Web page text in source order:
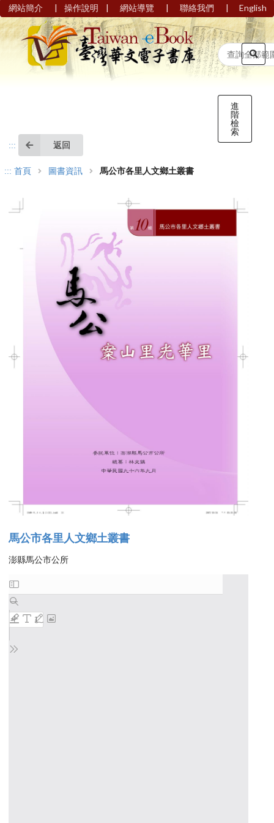
網站簡介 | 操作說明 | 網站導覽 | 聯絡我們 | English
進
階
檢
索
::: 返回
::: 首頁 圖書資訊 馬公市各里人文鄉土叢書
馬公市各里人文鄉土叢書
澎縣馬公市公所